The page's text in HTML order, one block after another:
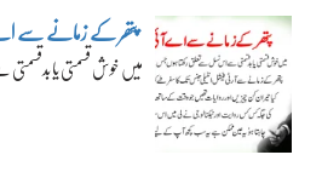
پتھر کے زمانے
میں خوش قسمتی یا